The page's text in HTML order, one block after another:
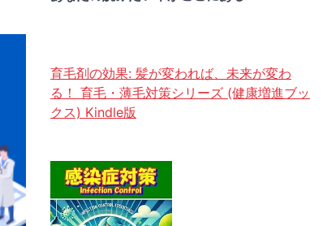
育毛剤の効果: 髪が変われば、未来が変わ
る！ 育毛・薄毛対策シリーズ (健康増進ブッ
クス) Kindle版